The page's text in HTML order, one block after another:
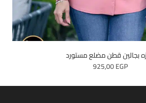
بجالين قطن مضلع مستورد
925,00EGP